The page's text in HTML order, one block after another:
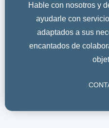
Hable con nosotros y
ayudarle con
adaptados a sus
encantados de